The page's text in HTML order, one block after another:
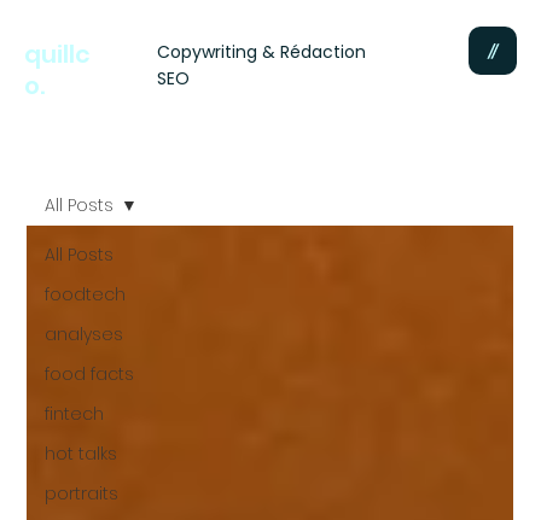
quillc
o.
Copywriting & Rédaction
SEO
All Posts
foodtech
analyses
food facts
fintech
hot talks
portraits
All Posts